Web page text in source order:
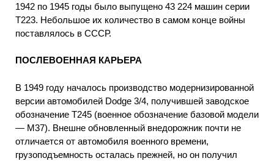
1942 по 1945 годы было выпущено 43 224 машин серии
Т223. Небольшое их количество в самом конце войны
поставлялось в СССР.
ПОСЛЕВОЕННАЯ КАРЬЕРА
В 1949 году началось производство модернизированной
версии автомобилей Dodge 3/4, получившей заводское
обозначение Т245 (военное обозначение базовой модели
— М37). Внешне обновленный внедорожник почти не
отличается от автомобиля военного времени,
грузоподъемность осталась прежней, но он получил